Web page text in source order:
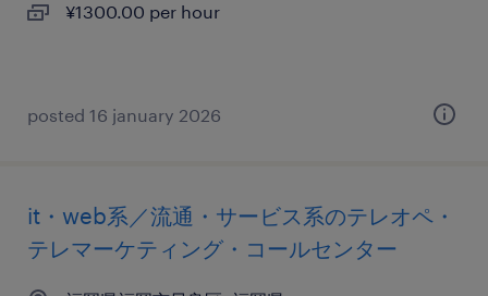
¥1300.00 per hour
posted 16 january 2026
it・web系／流通・サービス系のテレオペ・
テレマーケティング・コールセンター